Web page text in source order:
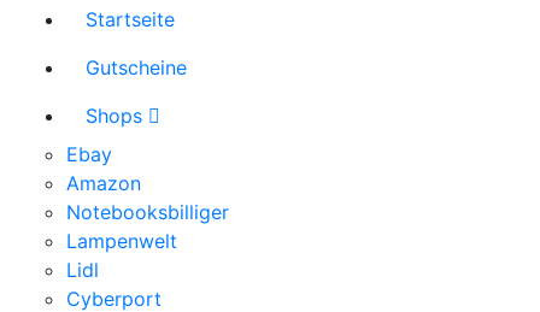
Startseite
Gutscheine
Shops
Ebay
Amazon
Notebooksbilliger
Lampenwelt
Lidl
Cyberport